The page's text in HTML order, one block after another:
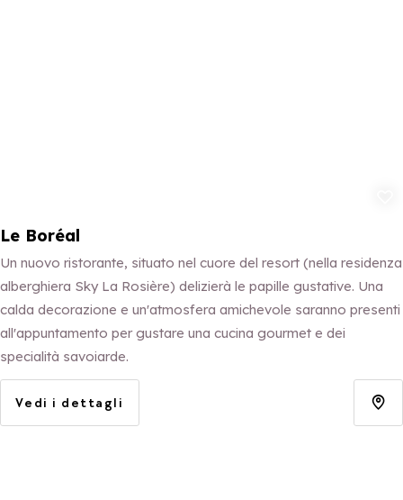
Le Boréal
Un nuovo ristorante, situato nel cuore del resort (nella residenza
alberghiera Sky La Rosière) delizierà le papille gustative. Una
calda decorazione e un'atmosfera amichevole saranno presenti
all'appuntamento per gustare una cucina gourmet e dei
specialità savoiarde.
Vedi i dettagli